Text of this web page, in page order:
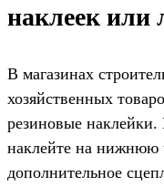
наклеек или
В магазинах
хозяйственных
резиновые
наклейте на нижнюю
дополнительное